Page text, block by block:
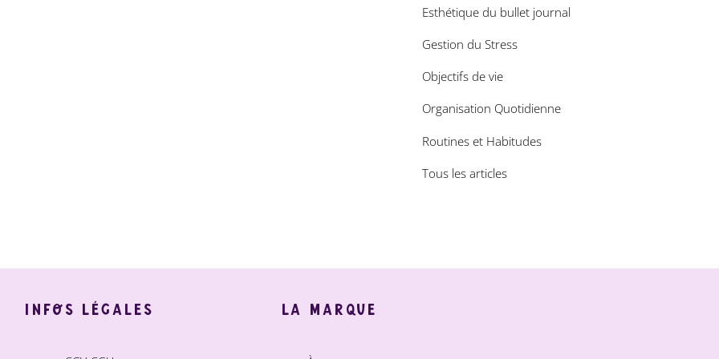
Esthétique du bullet journal
Gestion du Stress
Objectifs de vie
Organisation Quotidienne
Routines et Habitudes
Tous les articles
INFOS LÉGALES LA MARQUE